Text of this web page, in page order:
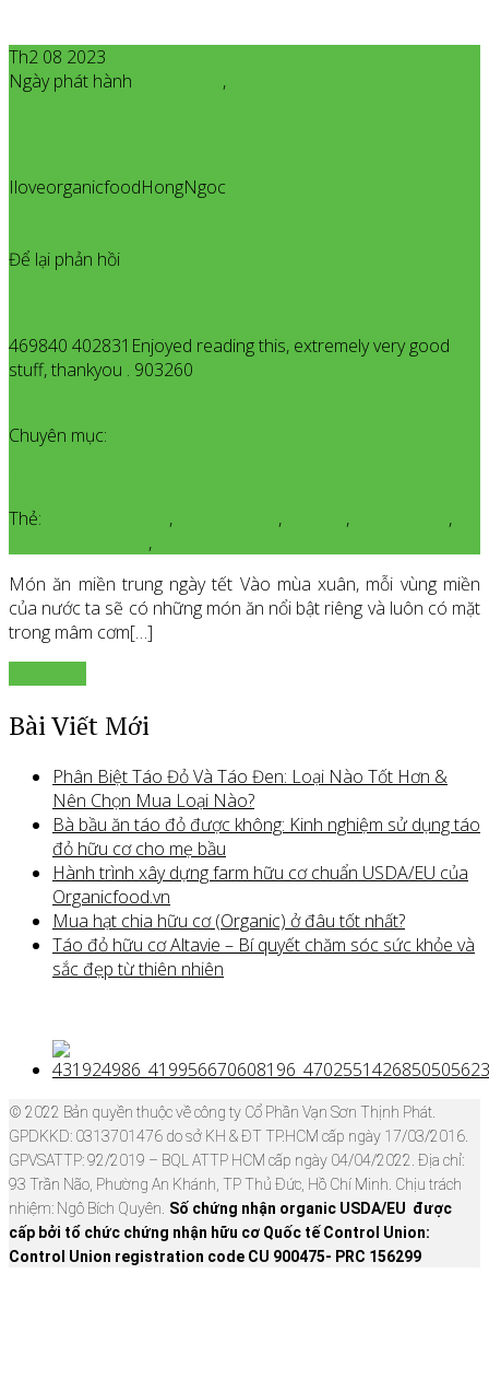
Th2 08 2023
Ngày phát hành
,
IloveorganicfoodHongNgoc
Để lại phản hồi
469840 402831Enjoyed reading this, extremely very good
stuff, thankyou . 903260
Chuyên mục:
Thẻ:
, , ,
,
,
Món ăn miền trung ngày tết Vào mùa xuân, mỗi vùng miền
của nước ta sẽ có những món ăn nổi bật riêng và luôn có mặt
trong mâm cơm[…]
Bài Viết Mới
Phân Biệt Táo Đỏ Và Táo Đen: Loại Nào Tốt Hơn &
Nên Chọn Mua Loại Nào?
Bà bầu ăn táo đỏ được không: Kinh nghiệm sử dụng táo
đỏ hữu cơ cho mẹ bầu
Hành trình xây dựng farm hữu cơ chuẩn USDA/EU của
Organicfood.vn
Mua hạt chia hữu cơ (Organic) ở đâu tốt nhất?
Táo đỏ hữu cơ Altavie – Bí quyết chăm sóc sức khỏe và
sắc đẹp từ thiên nhiên
© 2022 Bản quyền thuộc về công ty Cổ Phần Vạn Sơn Thịnh Phát.
GPDKKD: 0313701476 do sở KH & ĐT TP.HCM cấp ngày 17/03/2016.
GPVSATTP: 92/2019 – BQL ATTP HCM cấp ngày 04/04/2022. Địa chỉ:
93 Trần Não, Phường An Khánh, TP Thủ Đức, Hồ Chí Minh. Chịu trách
nhiệm: Ngô Bích Quyên. Số chứng nhận organic USDA/EU được
cấp bởi tổ chức chứng nhận hữu cơ Quốc tế Control Union:
Control Union registration code CU 900475- PRC 156299